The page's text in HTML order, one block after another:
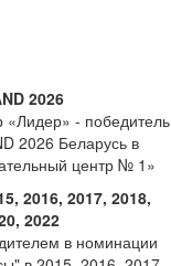
2026
«Лидер» - победитель
2026 Беларусь в
центр № 1»
2016, 2017, 2018,
2022
в номинации